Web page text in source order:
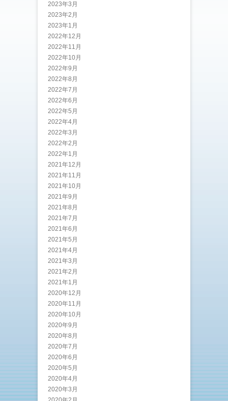
2023年3月
2023年2月
2023年1月
2022年12月
2022年11月
2022年10月
2022年9月
2022年8月
2022年7月
2022年6月
2022年5月
2022年4月
2022年3月
2022年2月
2022年1月
2021年12月
2021年11月
2021年10月
2021年9月
2021年8月
2021年7月
2021年6月
2021年5月
2021年4月
2021年3月
2021年2月
2021年1月
2020年12月
2020年11月
2020年10月
2020年9月
2020年8月
2020年7月
2020年6月
2020年5月
2020年4月
2020年3月